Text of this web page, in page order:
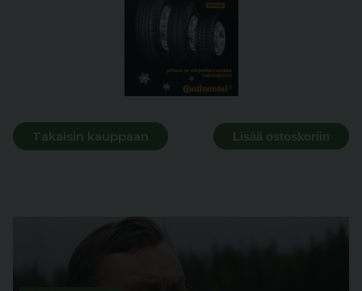
Takaisin kauppaan Lisää ostoskoriin